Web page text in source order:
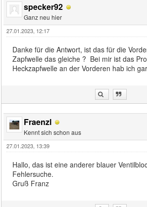
specker92
Ganz neu hier
27.01.2023, 12:17
Danke für die Antwort, ist das für die
Zapfwelle das gleiche ? Bei mir ist das
Heckzapfwelle an der Vorderen hab ich
Fraenzl
Kennt sich schon aus
27.01.2023, 13:39
Hallo, das ist eine anderer blauer
Fehlersuche.
Gruß Franz